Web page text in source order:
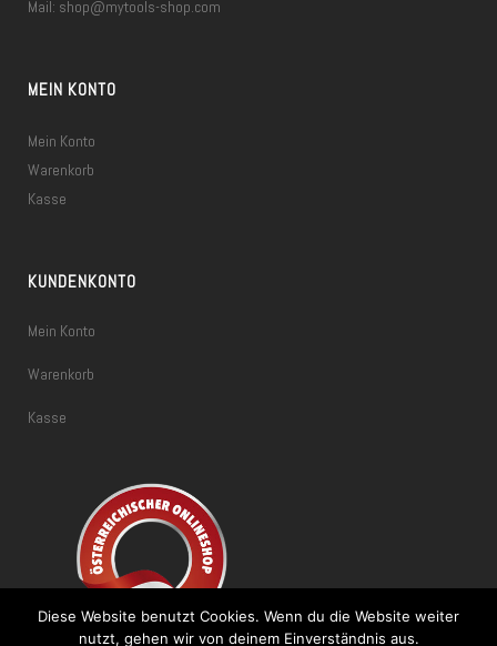
Mail: shop@mytools-shop.com
MEIN KONTO
Mein Konto
Warenkorb
Kasse
KUNDENKONTO
Mein Konto
Warenkorb
Kasse
Diese Website benutzt Cookies. Wenn du die Website weiter
nutzt, gehen wir von deinem Einverständnis aus.